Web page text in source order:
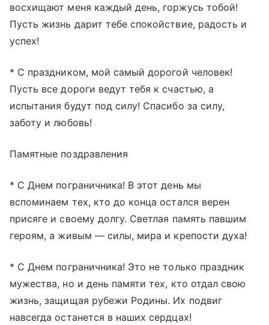
восхищают меня каждый день, горжусь тобой!
Пусть жизнь дарит тебе спокойствие, радость и
успех!
* С праздником, мой самый дорогой человек!
Пусть все дороги ведут тебя к счастью, а
испытания будут под силу! Спасибо за силу,
заботу и любовь!
Памятные поздравления
* С Днем пограничника! В этот день мы
вспоминаем тех, кто до конца остался верен
присяге и своему долгу. Светлая память павшим
героям, а живым — силы, мира и крепости духа!
* С Днем пограничника! Это не только праздник
мужества, но и день памяти тех, кто отдал свою
жизнь, защищая рубежи Родины. Их подвиг
навсегда останется в наших сердцах!